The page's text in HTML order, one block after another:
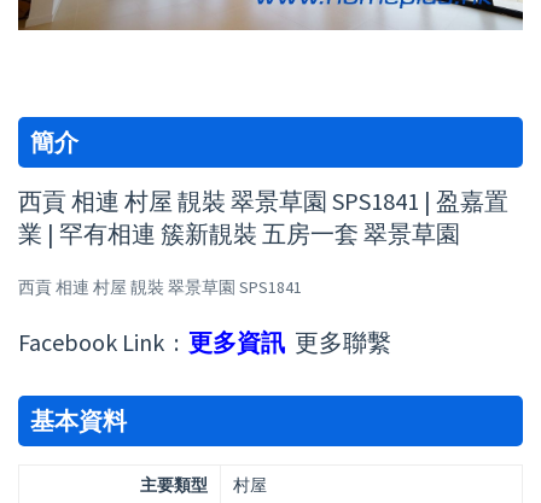
簡介
西貢 相連 村屋 靚裝 翠景草園 SPS1841 | 盈嘉置
業 | 罕有相連 簇新靚裝 五房一套 翠景草園
西貢 相連 村屋 靚裝 翠景草園 SPS1841
Facebook Link : 更多資訊 更多聯繫
基本資料
主要類型
村屋